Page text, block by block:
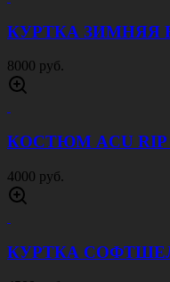
КУРТКА ЗИМНЯЯ
8000 руб.
КОСТЮМ ACU RIP
4000 руб.
КУРТКА